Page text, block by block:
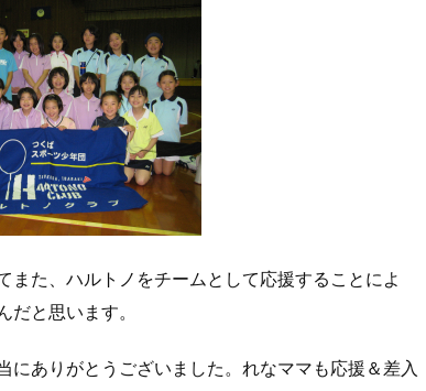
た、ハルトノをチームとして応援することによ
だと思います。
ありがとうございました。れなママも応援＆差入